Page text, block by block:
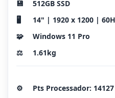
💾
512GB SSD
🖥️
14" | 1920 x 1200 |
🧩
Windows 11 Pro
⚖️
1.61kg
⚙️
Pts Processador: 14127